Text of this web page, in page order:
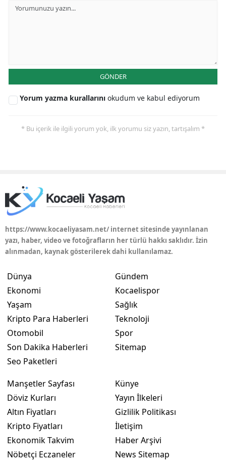
GÖNDER
Yorum yazma kurallarını okudum ve kabul ediyorum
* Bu içerik ile ilgili yorum yok, ilk yorumu siz yazın, tartışalım *
https://www.kocaeliyasam.net/ internet sitesinde yayınlanan
yazı, haber, video ve fotoğrafların her türlü hakkı saklıdır. İzin
alınmadan, kaynak gösterilerek dahi kullanılamaz.
Dünya
Ekonomi
Yaşam
Kripto Para Haberleri
Otomobil
Son Dakika Haberleri
Seo Paketleri
Gündem
Kocaelispor
Sağlık
Teknoloji
Spor
Sitemap
Manşetler Sayfası
Döviz Kurları
Altın Fiyatları
Kripto Fiyatları
Ekonomik Takvim
Nöbetçi Eczaneler
Künye
Yayın İlkeleri
Gizlilik Politikası
İletişim
Haber Arşivi
News Sitemap